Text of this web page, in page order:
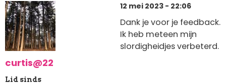
curtis@22
Lid sinds
12 mei 2023 - 22:06
Dank je voor je feedback.
Ik heb meteen mijn
slordigheidjes verbeterd.